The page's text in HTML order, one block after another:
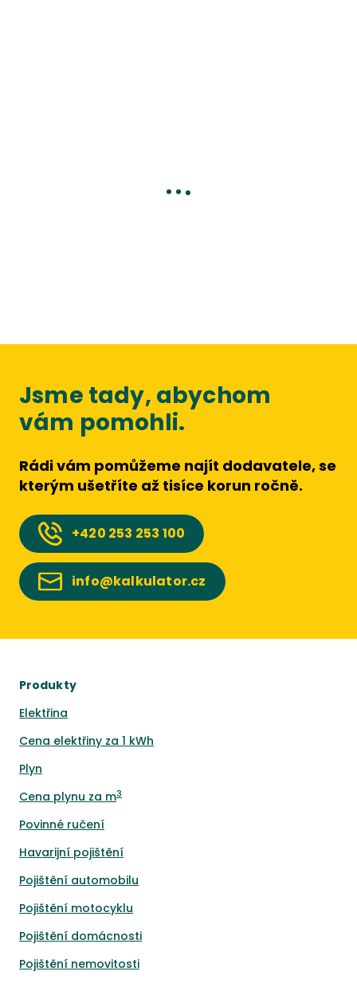
Jsme tady, abychom
vám pomohli.
Rádi vám pomůžeme najít dodavatele, se
kterým ušetříte až tisíce korun ročně.
+420 253 253 100
info@kalkulator.cz
Produkty
Elektřina
Cena elektřiny za 1 kWh
Plyn
Cena plynu za m3
Povinné ručení
Havarijní pojištění
Pojištění automobilu
Pojištění motocyklu
Pojištění domácnosti
Pojištění nemovitosti